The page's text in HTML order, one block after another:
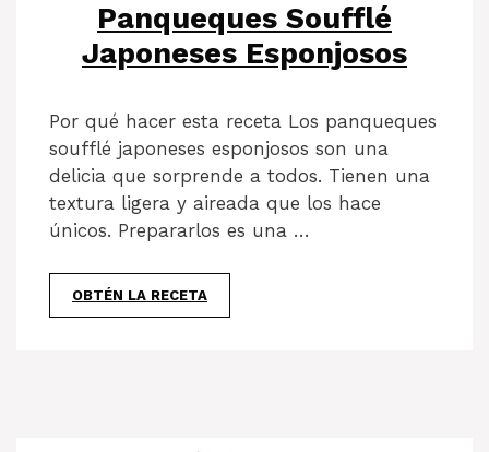
Panqueques Soufflé
Japoneses Esponjosos
Por qué hacer esta receta Los panqueques
soufflé japoneses esponjosos son una
delicia que sorprende a todos. Tienen una
textura ligera y aireada que los hace
únicos. Prepararlos es una …
OBTÉN LA RECETA